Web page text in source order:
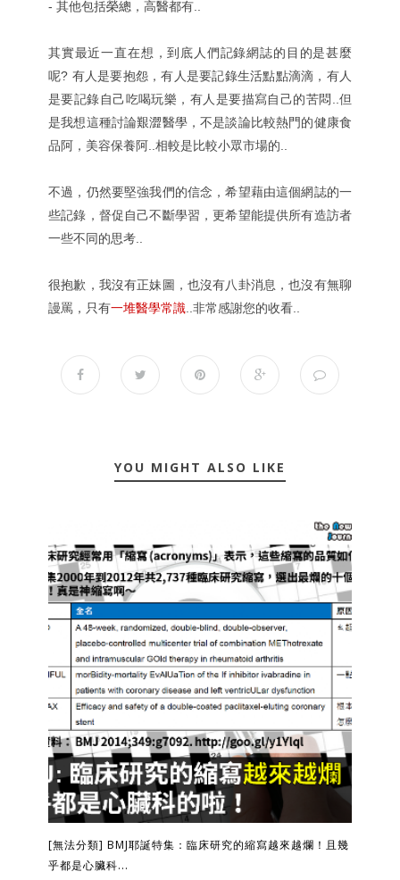
- 其他包括榮總，高醫都有..
其實最近一直在想，到底人們記錄網誌的目的是甚麼
呢? 有人是要抱怨，有人是要記錄生活點點滴滴，有人
是要記錄自己吃喝玩樂，有人是要描寫自己的苦悶..但
是我想這種討論艱澀醫學，不是談論比較熱門的健康食
品阿，美容保養阿..相較是比較小眾市場的..
不過，仍然要堅強我們的信念，希望藉由這個網誌的一
些記錄，督促自己不斷學習，更希望能提供所有造訪者
一些不同的思考..
很抱歉，我沒有正妹圖，也沒有八卦消息，也沒有無聊
謾罵，只有一堆醫學常識 ..非常感謝您的收看..
YOU MIGHT ALSO LIKE
[無法分類] BMJ耶誕特集：臨床研究的縮寫越來越爛！且幾
乎都是心臟科...